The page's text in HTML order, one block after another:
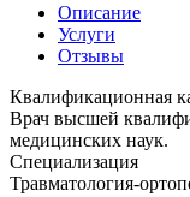
Описание
Услуги
Отзывы
Квалификационная
Врач высшей
медицинских наук.
Специализация
Травматология-